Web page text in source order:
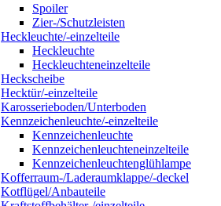
Spoiler
Zier-/Schutzleisten
Heckleuchte/-einzelteile
Heckleuchte
Heckleuchteneinzelteile
Heckscheibe
Hecktür/-einzelteile
Karosserieboden/Unterboden
Kennzeichenleuchte/-einzelteile
Kennzeichenleuchte
Kennzeichenleuchteneinzelteile
Kennzeichenleuchtenglühlampe
Kofferraum-/Laderaumklappe/-deckel
Kotflügel/Anbauteile